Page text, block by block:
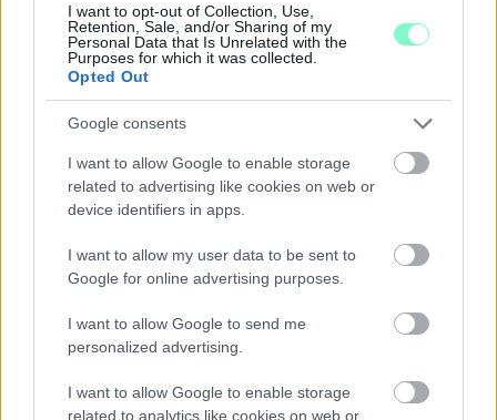
I want to opt-out of Collection, Use,
Retention, Sale, and/or Sharing of my
Personal Data that Is Unrelated with the
Purposes for which it was collected.
Opted Out
Google consents
I want to allow Google to enable storage
related to advertising like cookies on web or
device identifiers in apps.
I want to allow my user data to be sent to
Google for online advertising purposes.
I want to allow Google to send me
personalized advertising.
I want to allow Google to enable storage
related to analytics like cookies on web or
hét második felére, a hőségriadó idején ráadásul a Várkazamata
– Kőtár is díjmentesen látogatható.